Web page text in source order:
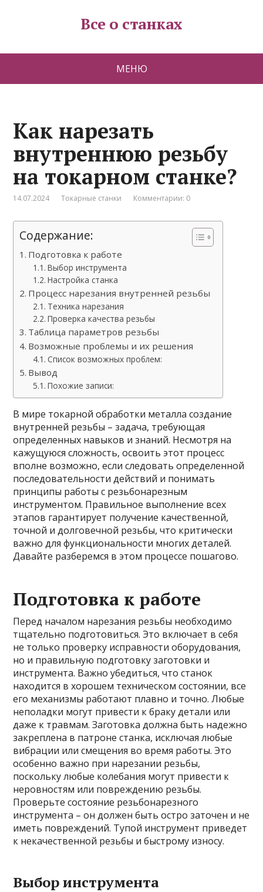
Все о станках
МЕНЮ
Как нарезать
внутреннюю резьбу
на токарном станке?
14.07.2024 Токарные станки Комментарии: 0
Содержание:
Подготовка к работе
Выбор инструмента
Настройка станка
Процесс нарезания внутренней резьбы
Техника нарезания
Проверка качества резьбы
Таблица параметров резьбы
Возможные проблемы и их решения
Список возможных проблем:
Вывод
Похожие записи:
В мире токарной обработки металла создание
внутренней резьбы – задача, требующая
определенных навыков и знаний. Несмотря на
кажущуюся сложность, освоить этот процесс
вполне возможно, если следовать определенной
последовательности действий и понимать
принципы работы с резьбонарезным
инструментом. Правильное выполнение всех
этапов гарантирует получение качественной,
точной и долговечной резьбы, что критически
важно для функциональности многих деталей.
Давайте разберемся в этом процессе пошагово.
Подготовка к работе
Перед началом нарезания резьбы необходимо
тщательно подготовиться. Это включает в себя
не только проверку исправности оборудования,
но и правильную подготовку заготовки и
инструмента. Важно убедиться, что станок
находится в хорошем техническом состоянии, все
его механизмы работают плавно и точно. Любые
неполадки могут привести к браку детали или
даже к травмам. Заготовка должна быть надежно
закреплена в патроне станка, исключая любые
вибрации или смещения во время работы. Это
особенно важно при нарезании резьбы,
поскольку любые колебания могут привести к
неровностям или повреждению резьбы.
Проверьте состояние резьбонарезного
инструмента – он должен быть остро заточен и не
иметь повреждений. Тупой инструмент приведет
к некачественной резьбы и быстрому износу.
Выбор инструмента